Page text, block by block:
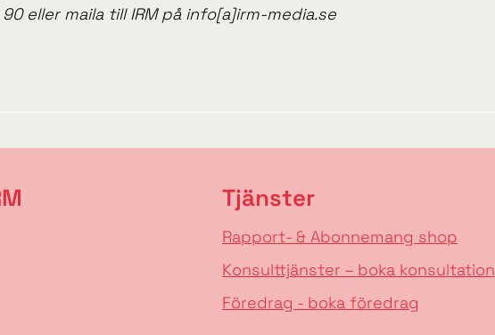
eller maila till IRM på info[a]irm-media.se
Tjänster
Rapport- & Abonnemang shop
Konsulttjänster – boka konsultation
Föredrag - boka föredrag